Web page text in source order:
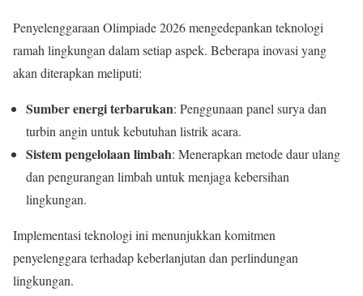
Penyelenggaraan Olimpiade 2026 mengedepankan teknologi
ramah lingkungan dalam setiap aspek. Beberapa inovasi yang
akan diterapkan meliputi:
Sumber energi terbarukan: Penggunaan panel surya dan
turbin angin untuk kebutuhan listrik acara.
Sistem pengelolaan limbah: Menerapkan metode daur ulang
dan pengurangan limbah untuk menjaga kebersihan
lingkungan.
Implementasi teknologi ini menunjukkan komitmen
penyelenggara terhadap keberlanjutan dan perlindungan
lingkungan.